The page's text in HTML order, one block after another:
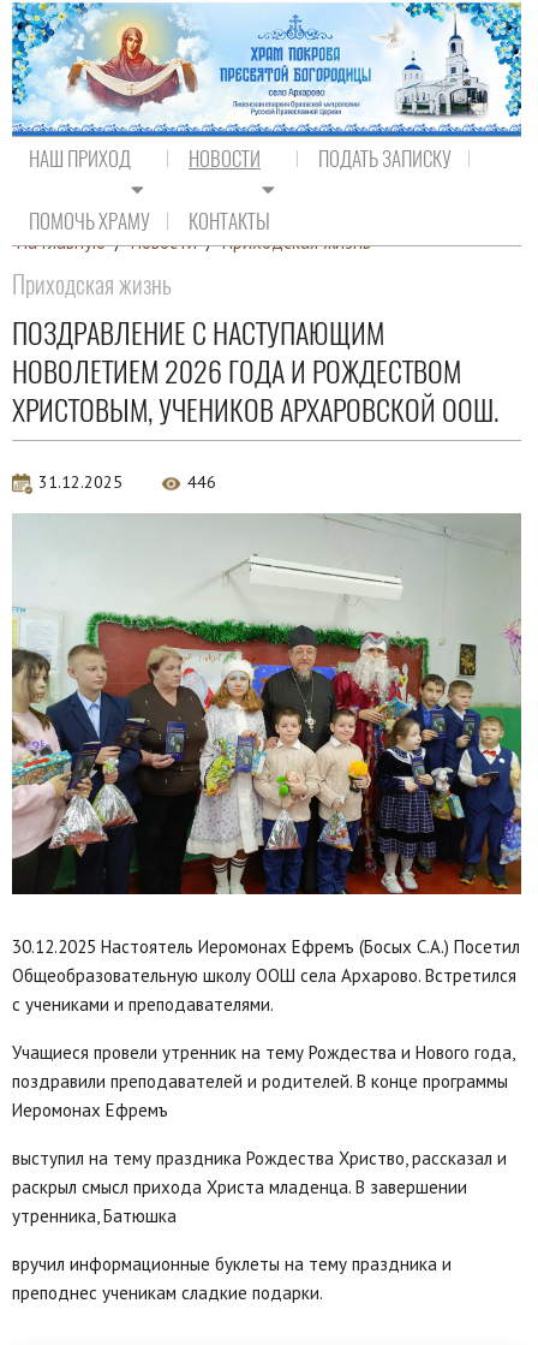
НАШ ПРИХОД НОВОСТИ ПОДАТЬ ЗАПИСКУ
ПОМОЧЬ ХРАМУ КОНТАКТЫ
На главную / Новости / Приходская жизнь
Приходская жизнь
ПОЗДРАВЛЕНИЕ С НАСТУПАЮЩИМ
НОВОЛЕТИЕМ 2026 ГОДА И РОЖДЕСТВОМ
ХРИСТОВЫМ, УЧЕНИКОВ АРХАРОВСКОЙ ООШ.
31.12.2025 446
30.12.2025 Настоятель Иеромонах Ефремъ (Босых С.А.) Посетил
Общеобразовательную школу ООШ села Архарово. Встретился
с учениками и преподавателями.
Учащиеся провели утренник на тему Рождества и Нового года,
поздравили преподавателей и родителей. В конце программы
Иеромонах Ефремъ
выступил на тему праздника Рождества Христво, рассказал и
раскрыл смысл прихода Христа младенца. В завершении
утренника, Батюшка
вручил информационные буклеты на тему праздника и
преподнес ученикам сладкие подарки.